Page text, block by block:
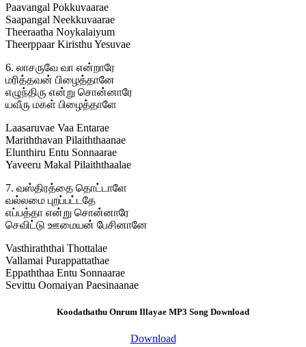
Paavangal Pokkuvaarae
Saapangal Neekkuvaarae
Theeraatha Noykalaiyum
Theerppaar Kiristhu Yesuvae
6. லாசருவே வா என்றாரே
மரித்தவன் பிழைத்தானே
எழுந்திரு என்று சொன்னாரே
யவீரு மகள் பிழைத்தாளே
Laasaruvae Vaa Entarae
Mariththavan Pilaiththaanae
Elunthiru Entu Sonnaarae
Yaveeru Makal Pilaiththaalae
7. வஸ்திரத்தை தொட்டாளே
வல்லமை புறப்பட்டதே
எப்பத்தா என்று சொன்னாரே
செவிட்டு ஊமையன் பேசினானே
Vasthiraththai Thottalae
Vallamai Purappattathae
Eppaththaa Entu Sonnaarae
Sevittu Oomaiyan Paesinaanae
Koodathathu Onrum Illayae MP3 Song Download
Download